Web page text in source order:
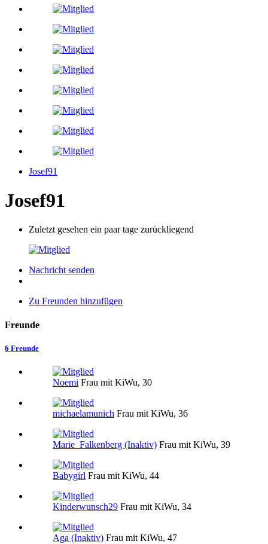
Josef91
Josef91
Zuletzt gesehen ein paar tage zurückliegend
Nachricht senden
Zu Freunden hinzufügen
Freunde
6 Freunde
Noemi Frau mit KiWu, 30
michaelamunich Frau mit KiWu, 36
Marie_Falkenberg (Inaktiv) Frau mit KiWu, 39
Babygirl Frau mit KiWu, 44
Kinderwunsch29 Frau mit KiWu, 34
Aga (Inaktiv) Frau mit KiWu, 47